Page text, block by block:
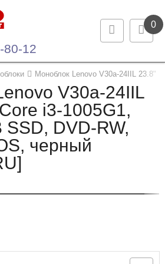
0
80-12
Моноблок Lenovo V30a-24IIL 23.8"
V30a-24IIL
i3-1005G1,
SSD, DVD-RW,
черный